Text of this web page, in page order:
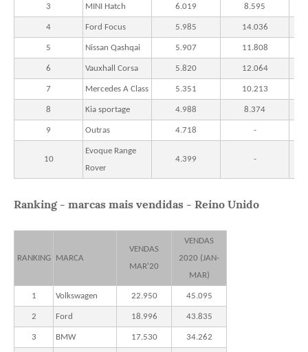
3 MINI Hatch 6.019 8.595
4 Ford Focus 5.985 14.036
5 Nissan Qashqai 5.907 11.808
6 Vauxhall Corsa 5.820 12.064
7 Mercedes A Class 5.351 10.213
8 Kia sportage 4.988 8.374
9 Outras 4.718 -
10
Evoque Range
Rover
4.399 -
Ranking - marcas mais vendidas - Reino Unido
RANKING MARCA
VENDAS
MAR'20
VENDAS
2020 (JAN-
MAR)
1 Volkswagen 22.950 45.095
2 Ford 18.996 43.835
3 BMW 17.530 34.262